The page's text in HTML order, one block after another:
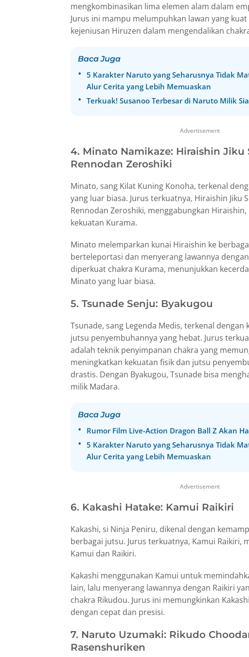
mengkombinasikan lima elemen alam dalam
Jurus ini mampu melumpuhkan lawan yang
kejeniusan Hiruzen dalam mengendalikan
Baca Juga
5 Karakter Naruto yang Seharusnya Tidak
Alur Cerita yang Lebih Memuaskan
Terkuak! Susanoo Terbesar di Naruto Milik
Advertisement
4. Minato Namikaze: Hiraishin Jiku
Rennodan Zeroshiki
Minato, sang Kilat Kuning Konoha, terkenal
yang luar biasa. Jurus terkuatnya, Hiraishin Jiku
Rennodan Zeroshiki, menggabungkan Hiraishin,
kekuatan Kurama.
Minato melemparkan kunai Hiraishin ke
berteleportasi dan menyerang lawannya
diperkuat chakra Kurama, menunjukkan
Minato yang luar biasa.
5. Tsunade Senju: Byakugou
Tsunade, sang Legenda Medis, terkenal dengan
jutsu penyembuhannya yang hebat. Jurus
adalah teknik penyimpanan chakra yang
meningkatkan kekuatan fisik dan jutsu
drastis. Dengan Byakugou, Tsunade bisa
milik Madara.
Baca Juga
Rumor Film Live-Action Dragon Ball Z Akan
5 Karakter Naruto yang Seharusnya Tidak
Alur Cerita yang Lebih Memuaskan
Advertisement
6. Kakashi Hatake: Kamui Raikiri
Kakashi, si Ninja Peniru, dikenal dengan
berbagai jutsu. Jurus terkuatnya, Kamui Raikiri,
Kamui dan Raikiri.
Kakashi menggunakan Kamui untuk
lain, lalu menyerang lawannya dengan Raikiri
chakra Rikudou. Jurus ini memungkinkan
dengan cepat dan presisi.
7. Naruto Uzumaki: Rikudo
Rasenshuriken